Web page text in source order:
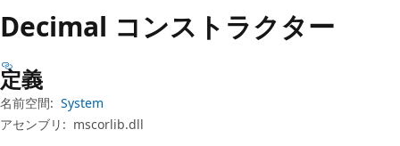
ッ
プ
Decimal コンストラクター
定義
名前空間: System
アセンブリ: mscorlib.dll